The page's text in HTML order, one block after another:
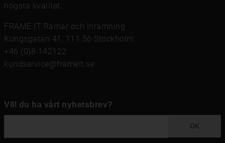
högsta kvalitet.
FRAME IT Ramar och Inramning
Kungsgatan 41, 111 56 Stockholm
+46 (0)8 142122
kundservice@frameit.se
Vill du ha vårt nyhetsbrev?
OK